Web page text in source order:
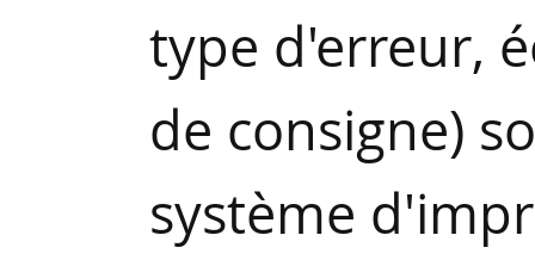
type d'erreur,
de consigne)
système